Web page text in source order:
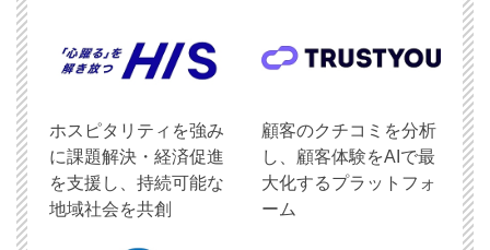
ホスピタリティを強み
に課題解決・経済促進
を支援し、持続可能な
地域社会を共創
顧客のクチコミを分析
し、顧客体験をAIで最
大化するプラットフォ
ーム